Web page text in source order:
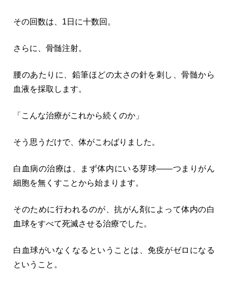
その回数は、1日に十数回。
さらに、骨髄注射。
腰のあたりに、鉛筆ほどの太さの針を刺し、骨髄から
血液を採取します。
「こんな治療がこれから続くのか」
そう思うだけで、体がこわばりました。
白血病の治療は、まず体内にいる芽球――つまりがん
細胞を無くすことから始まります。
そのために行われるのが、抗がん剤によって体内の白
血球をすべて死滅させる治療でした。
白血球がいなくなるということは、免疫がゼロになる
ということ。